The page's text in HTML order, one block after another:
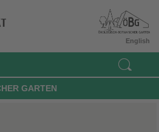
English
GARTEN